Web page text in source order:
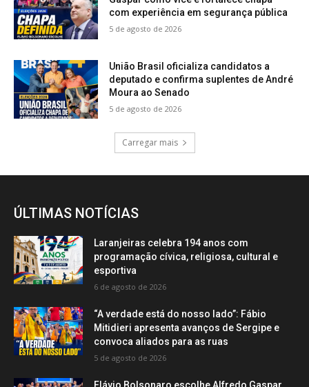
com experiência em segurança pública
5 de agosto de 2026
União Brasil oficializa candidatos a
deputado e confirma suplentes de André
Moura ao Senado
5 de agosto de 2026
Carregar mais
ÚLTIMAS NOTÍCIAS
Laranjeiras celebra 194 anos com
programação cívica, religiosa, cultural e
esportiva
6 de agosto de 2026
“A verdade está do nosso lado”: Fábio
Mitidieri apresenta avanços de Sergipe e
convoca aliados para as ruas
5 de agosto de 2026